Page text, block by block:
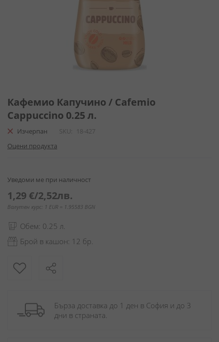
към
началото
на
галерия
снимки
Кафемио Капучино / Cafemio
Cappuccino 0.25 л.
Изчерпан SKU
18-427
Оцени продукта
Уведоми ме при наличност
1,29 €/2,52лв.
Валутен курс: 1 EUR = 1.95583 BGN
Обем: 0.25 л.
Брой в кашон: 12 бр.
Бърза доставка до 1 ден в София и до 3
дни в страната.